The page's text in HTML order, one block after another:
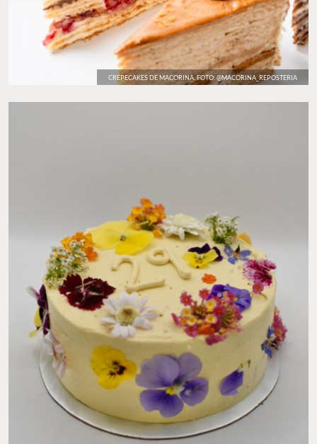
CREPECAKES DE MACORINA. FOTO: @MACORINA_REPOSTERIA